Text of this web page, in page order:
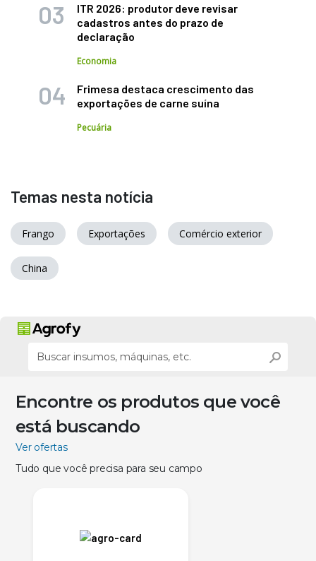
ITR 2026: produtor deve revisar
cadastros antes do prazo de
declaração
Economia
Frimesa destaca crescimento das
exportações de carne suína
Pecuária
Temas nesta notícia
Frango Exportações Comércio exterior
China
Encontre os produtos que você
está buscando
Ver ofertas
Tudo que você precisa para seu campo